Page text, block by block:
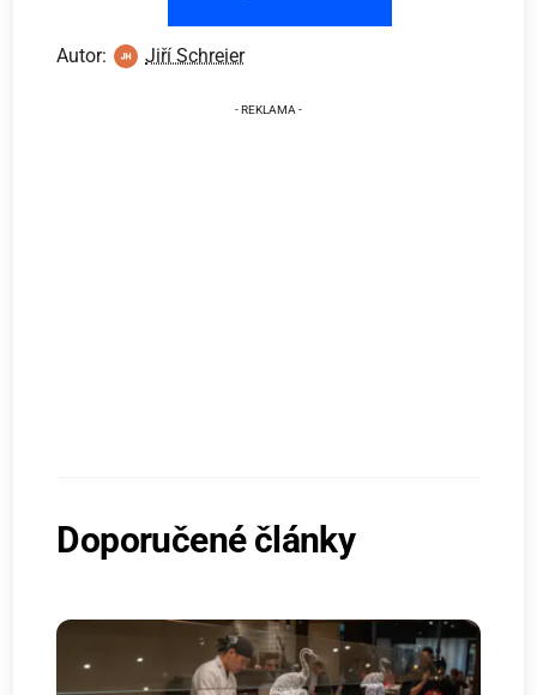
Autor: Jiří Schreier
Doporučené články